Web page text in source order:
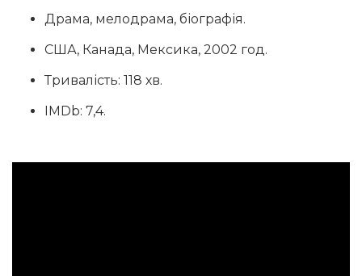
Драма, мелодрама, біографія.
США, Канада, Мексика, 2002 год.
Тривалість: 118 хв.
IMDb: 7,4.